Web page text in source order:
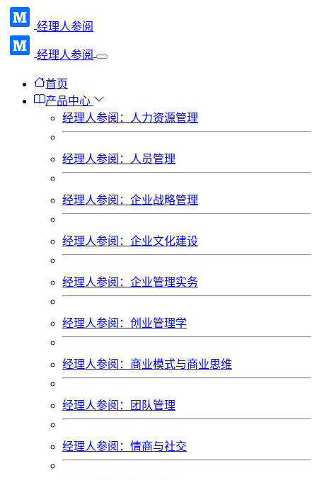
经理人参阅
经理人参阅
首页
产品中心
经理人参阅：人力资源管理
经理人参阅：人员管理
经理人参阅：企业战略管理
经理人参阅：企业文化建设
经理人参阅：企业管理实务
经理人参阅：创业管理学
经理人参阅：商业模式与商业思维
经理人参阅：团队管理
经理人参阅：情商与社交